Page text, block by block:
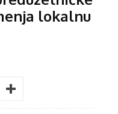
lokalnu